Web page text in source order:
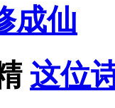
成仙
这位